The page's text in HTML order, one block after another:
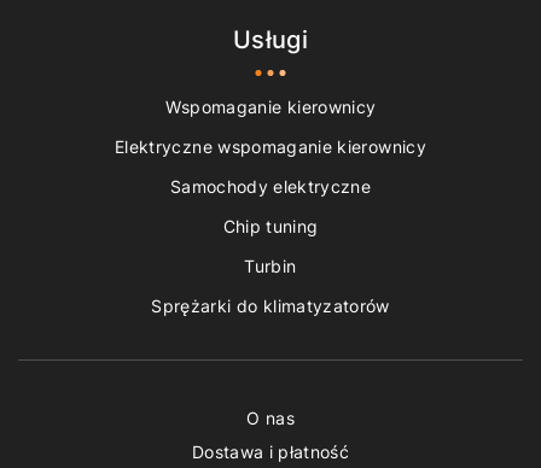
Usługi
Wspomaganie kierownicy
Elektryczne wspomaganie kierownicy
Samochody elektryczne
Chip tuning
Turbin
Sprężarki do klimatyzatorów
O nas
Dostawa i płatność